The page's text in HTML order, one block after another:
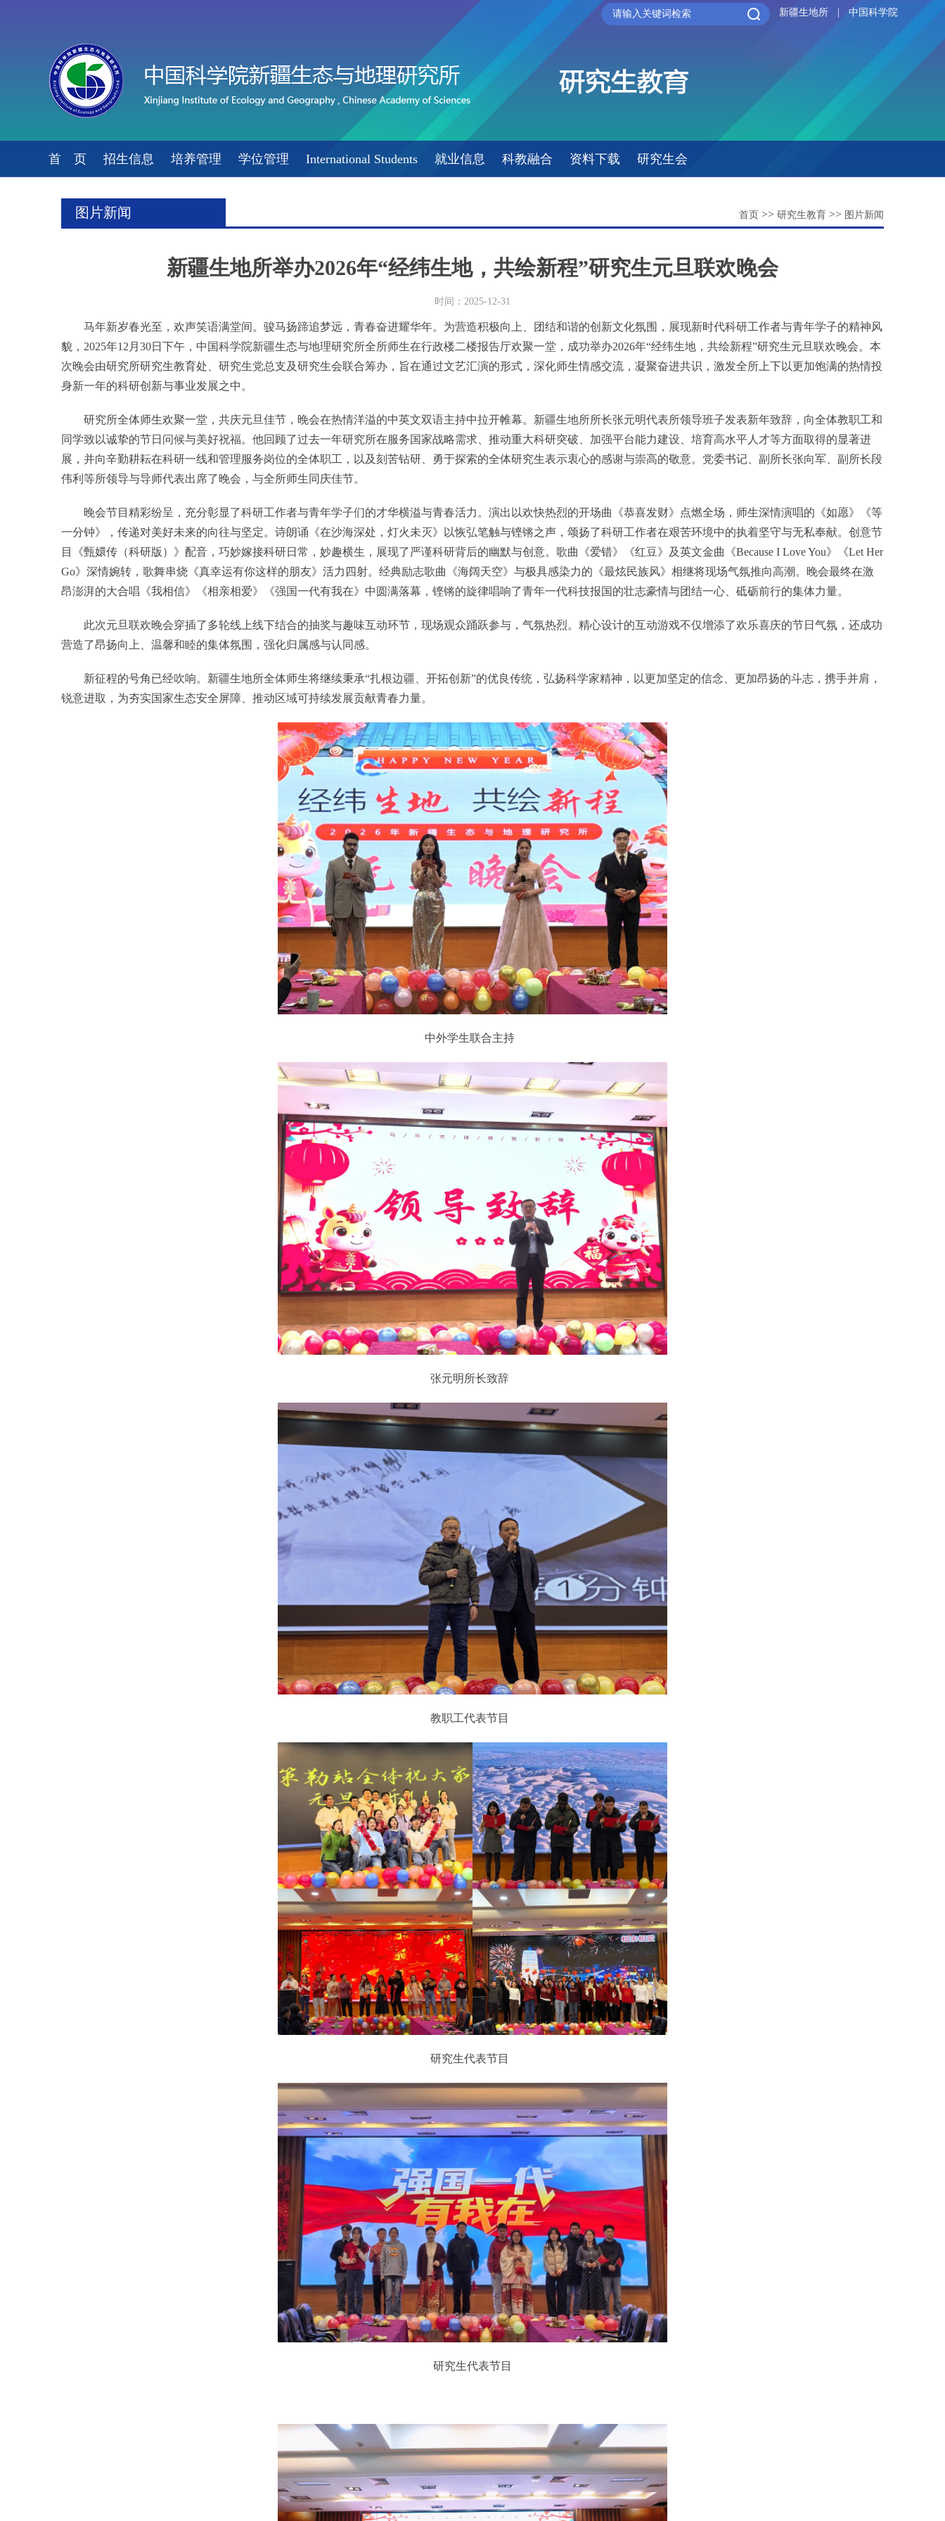
新疆生地所 中国科学院
首 页 招生信息 培养管理 学位管理 International Students 就业信息 科教融合 资料下载 研究生会
图片新闻 首页 >> 研究生教育 >> 图片新闻
新疆生地所举办2026年“经纬生地，共绘新程”研究生元旦联欢晚会
时间：2025-12-31
马年新岁春光至，欢声笑语满堂间。骏马扬蹄追梦远，青春奋进耀华年。为营造积极向上、团结和谐的创新文化氛围，展现新时代科研工作者与青年学子的精神风
貌，2025年12月30日下午，中国科学院新疆生态与地理研究所全所师生在行政楼二楼报告厅欢聚一堂，成功举办2026年“经纬生地，共绘新程”研究生元旦联欢晚会。本
次晚会由研究所研究生教育处、研究生党总支及研究生会联合筹办，旨在通过文艺汇演的形式，深化师生情感交流，凝聚奋进共识，激发全所上下以更加饱满的热情投
身新一年的科研创新与事业发展之中。
研究所全体师生欢聚一堂，共庆元旦佳节，晚会在热情洋溢的中英文双语主持中拉开帷幕。新疆生地所所长张元明代表所领导班子发表新年致辞，向全体教职工和
同学致以诚挚的节日问候与美好祝福。他回顾了过去一年研究所在服务国家战略需求、推动重大科研突破、加强平台能力建设、培育高水平人才等方面取得的显著进
展，并向辛勤耕耘在科研一线和管理服务岗位的全体职工，以及刻苦钻研、勇于探索的全体研究生表示衷心的感谢与崇高的敬意。党委书记、副所长张向军、副所长段
伟利等所领导与导师代表出席了晚会，与全所师生同庆佳节。
晚会节目精彩纷呈，充分彰显了科研工作者与青年学子们的才华横溢与青春活力。演出以欢快热烈的开场曲《恭喜发财》点燃全场，师生深情演唱的《如愿》《等
一分钟》，传递对美好未来的向往与坚定。诗朗诵《在沙海深处，灯火未灭》以恢弘笔触与铿锵之声，颂扬了科研工作者在艰苦环境中的执着坚守与无私奉献。创意节
目《甄嬛传（科研版）》配音，巧妙嫁接科研日常，妙趣横生，展现了严谨科研背后的幽默与创意。歌曲《爱错》《红豆》及英文金曲《Because I Love You》《Let Her
Go》深情婉转，歌舞串烧《真幸运有你这样的朋友》活力四射。经典励志歌曲《海阔天空》与极具感染力的《最炫民族风》相继将现场气氛推向高潮。晚会最终在激
昂澎湃的大合唱《我相信》《相亲相爱》《强国一代有我在》中圆满落幕，铿锵的旋律唱响了青年一代科技报国的壮志豪情与团结一心、砥砺前行的集体力量。
此次元旦联欢晚会穿插了多轮线上线下结合的抽奖与趣味互动环节，现场观众踊跃参与，气氛热烈。精心设计的互动游戏不仅增添了欢乐喜庆的节日气氛，还成功
营造了昂扬向上、温馨和睦的集体氛围，强化归属感与认同感。
新征程的号角已经吹响。新疆生地所全体师生将继续秉承“扎根边疆、开拓创新”的优良传统，弘扬科学家精神，以更加坚定的信念、更加昂扬的斗志，携手并肩，
锐意进取，为夯实国家生态安全屏障、推动区域可持续发展贡献青春力量。
中外学生联合主持
张元明所长致辞
教职工代表节目
研究生代表节目
研究生代表节目